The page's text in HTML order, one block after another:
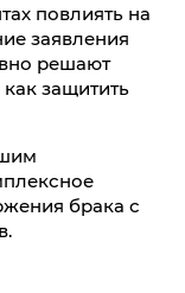
повлиять на
заявления
решают
защитить
брака с